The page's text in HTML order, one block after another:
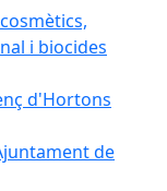
i biocides
d'Hortons
de